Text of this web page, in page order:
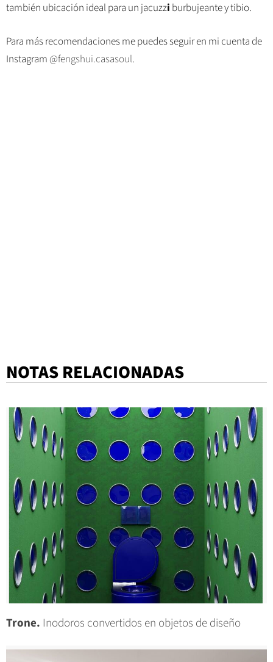
también ubicación ideal para un jacuzzi burbujeante y tibio.
Para más recomendaciones me puedes seguir en mi cuenta de
Instagram @fengshui.casasoul.
NOTAS RELACIONADAS
Trone. Inodoros convertidos en objetos de diseño